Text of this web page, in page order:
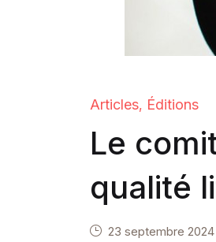
Articles, Éditions
Le
qualité
23 septembre 2024